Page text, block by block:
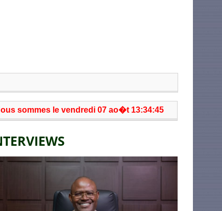
sommes le vendredi 07 ao�t 13:34:45